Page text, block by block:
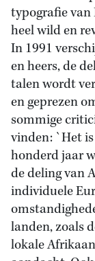
typografie
heel wild en
In 1991
en heers, de
talen wordt
en geprezen
sommige
vinden: `Het
honderd jaar
de deling van
individuele
landen, zoals
lokale